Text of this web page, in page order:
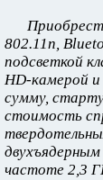
802.11n,
подсветкой
HD-камерой
сумму,
стоимость
частоте 2,3